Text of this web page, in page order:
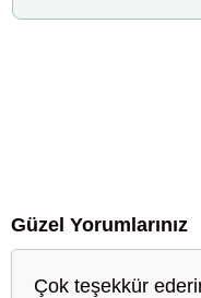
Güzel Yorumlarınız
Çok teşekkür